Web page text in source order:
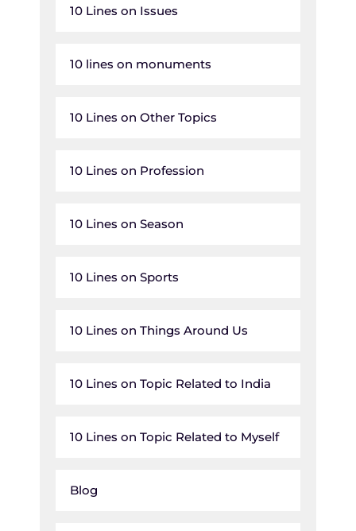
10 Lines on Issues
10 lines on monuments
10 Lines on Other Topics
10 Lines on Profession
10 Lines on Season
10 Lines on Sports
10 Lines on Things Around Us
10 Lines on Topic Related to India
10 Lines on Topic Related to Myself
Blog